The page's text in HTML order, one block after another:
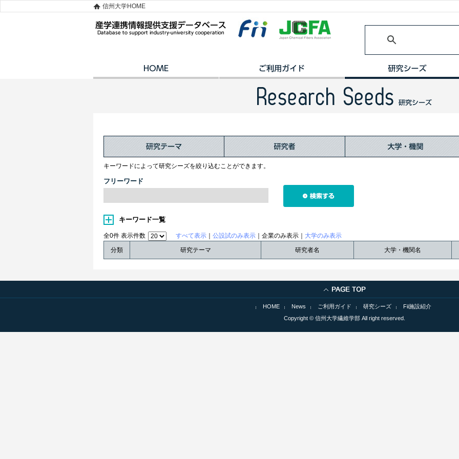
信州大学HOME
キーワードによって研究シーズを絞り込むことができます。
フリーワード
キーワード一覧
全0件 表示件数 すべて表示 公設試のみ表示 ｜企業のみ表示｜ 大学のみ表示
分類
研究テーマ 研究者名 大学・機関名
HOME News ご利用ガイド 研究シーズ
Fii施設紹介
Copyright © 信州大学繊維学部 All right reserved.